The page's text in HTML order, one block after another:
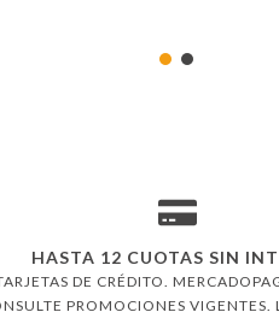
HASTA 12 CUOTAS SIN
DE CRÉDITO.
PROMOCIONES VIGENTES.